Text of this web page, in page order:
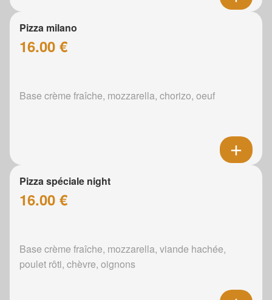
Pizza milano
16.00 €
Base crème fraîche, mozzarella, chorizo, oeuf
Pizza spéciale night
16.00 €
Base crème fraîche, mozzarella, viande hachée,
poulet rôti, chèvre, oignons